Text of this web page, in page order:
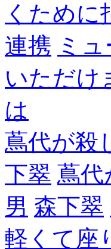
くため
連携 ミ
いただけ
は
蔦代が殺
下翠 蔦代
男 森下翠
軽くて座